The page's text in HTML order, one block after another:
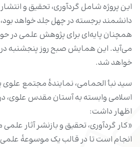
این پروژه شامل گردآوری، تحقیق و
دانشمند برجسته در چهل جلد خواهد بود،
همچنان پایه‌ای برای پژوهش علمی در
می‌آید. این همایش صبح روز پنجشنبه در
خواهد شد.
سید نبأ الحمامی، نمایندۀ مجتمع
اسلامی وابسته به آستان مقدس علوی،
اظهار داشت:
«کار گردآوری، تحقیق و بازنشر آثار
انجام است تا در قالب یک موسوعۀ